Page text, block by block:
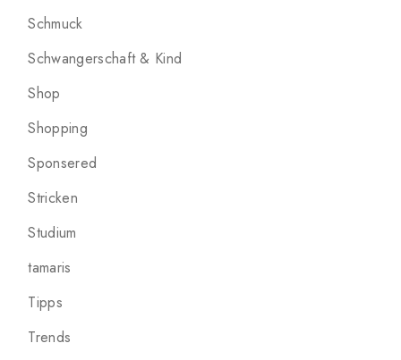
Schmuck
Schwangerschaft & Kind
Shop
Shopping
Sponsered
Stricken
Studium
tamaris
Tipps
Trends